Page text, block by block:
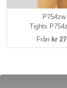
P754zw
Tights
Frånkr